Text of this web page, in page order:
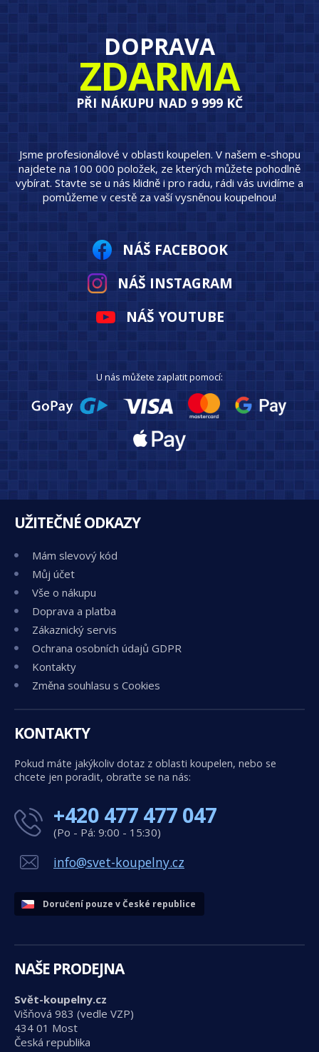
DOPRAVA
ZDARMA
PŘI NÁKUPU NAD 9 999 KČ
Jsme profesionálové v oblasti koupelen. V našem e-shopu
najdete na 100 000 položek, ze kterých můžete pohodlně
vybírat. Stavte se u nás klidně i pro radu, rádi vás uvidíme a
pomůžeme v cestě za vaší vysněnou koupelnou!
NÁŠ FACEBOOK
NÁŠ INSTAGRAM
NÁŠ YOUTUBE
U nás můžete zaplatit pomocí:
UŽITEČNÉ ODKAZY
Mám slevový kód
Můj účet
Vše o nákupu
Doprava a platba
Zákaznický servis
Ochrana osobních údajů GDPR
Kontakty
Změna souhlasu s Cookies
KONTAKTY
Pokud máte jakýkoliv dotaz z oblasti koupelen, nebo se
chcete jen poradit, obraťte se na nás:
+420 477 477 047
(Po - Pá: 9:00 - 15:30)
info@svet-koupelny.cz
Doručení pouze v České republice
NAŠE PRODEJNA
Svět-koupelny.cz
Višňová 983 (vedle VZP)
434 01 Most
Česká republika